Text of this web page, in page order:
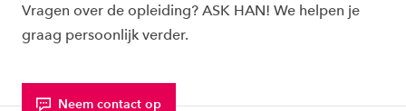
Vragen over de opleiding? ASK HAN! We helpen je
graag persoonlijk verder.
Neem contact op